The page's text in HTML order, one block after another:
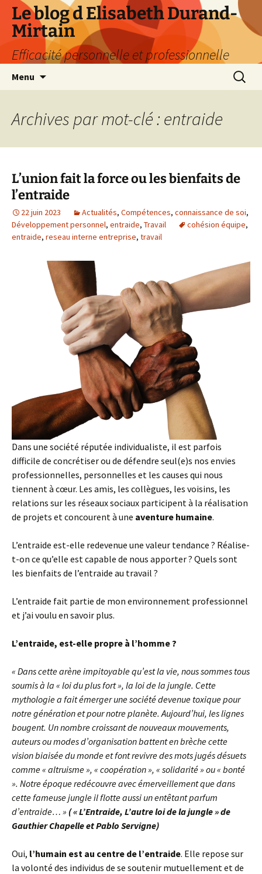
Aller
contenu
Le blog d Elisabeth Durand-
Mirtain
Efficacité personnelle et professionnelle
Menu
Archives par mot-clé : entraide
L’union fait la force ou les bienfaits de
l’entraide
22 juin 2023 Actualités, Compétences, connaissance de soi,
Développement personnel, entraide, Travail cohésion équipe,
entraide, reseau interne entreprise, travail
Dans une société réputée individualiste, il est parfois
difficile de concrétiser ou de défendre seul(e)s nos envies
professionnelles, personnelles et les causes qui nous
tiennent à cœur. Les amis, les collègues, les voisins, les
relations sur les réseaux sociaux participent à la réalisation
de projets et concourent à une aventure humaine.
L’entraide est-elle redevenue une valeur tendance ? Réalise-
t-on ce qu’elle est capable de nous apporter ? Quels sont
les bienfaits de l’entraide au travail ?
L’entraide fait partie de mon environnement professionnel
et j’ai voulu en savoir plus.
L’entraide, est-elle propre à l’homme ?
« Dans cette arène impitoyable qu’est la vie, nous sommes tous
soumis à la « loi du plus fort », la loi de la jungle. Cette
mythologie a fait émerger une société devenue toxique pour
notre génération et pour notre planète. Aujourd’hui, les lignes
bougent. Un nombre croissant de nouveaux mouvements,
auteurs ou modes d’organisation battent en brèche cette
vision biaisée du monde et font revivre des mots jugés désuets
comme « altruisme », « coopération », « solidarité » ou « bonté
». Notre époque redécouvre avec émerveillement que dans
cette fameuse jungle il flotte aussi un entêtant parfum
d’entraide… » ( « L’Entraide, L’autre loi de la jungle » de
Gauthier Chapelle et Pablo Servigne)
Oui, l’humain est au centre de l’entraide. Elle repose sur
la volonté des individus de se soutenir mutuellement et de